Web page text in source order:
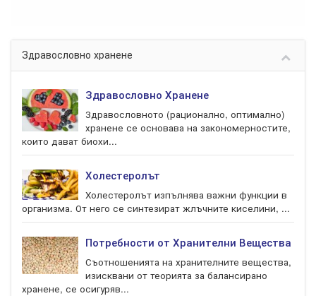
Здравословно хранене
Здравословно Хранене
Здравословното (рационално, оптимално)
хранене се основава на закономерностите,
които дават биохи...
Холестеролът
Холестеролът изпълнява важни функции в
организма. От него се синтезират жлъчните киселини, ...
Потребности от Хранителни Вещества
Съотношенията на хранителните вещества,
изисквани от теорията за балансирано
хранене, се осигуряв...